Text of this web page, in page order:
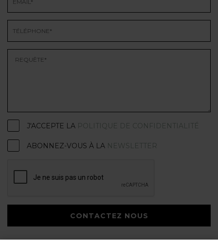
J'ACCEPTE LA POLITIQUE DE CONFIDENTIALITÉ
ABONNEZ-VOUS À LA NEWSLETTER
CONTACTEZ NOUS